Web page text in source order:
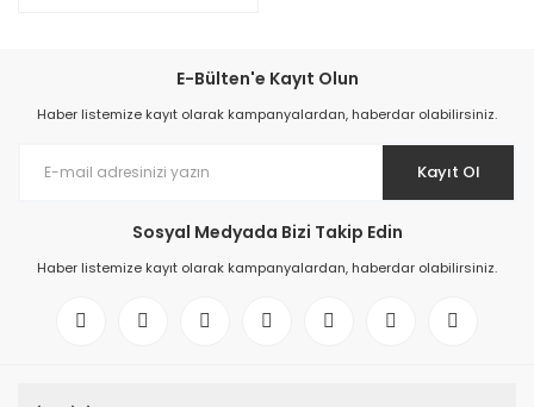
E-Bülten'e Kayıt Olun
Haber listemize kayıt olarak kampanyalardan, haberdar olabilirsiniz.
Kayıt Ol
Sosyal Medyada Bizi Takip Edin
Haber listemize kayıt olarak kampanyalardan, haberdar olabilirsiniz.